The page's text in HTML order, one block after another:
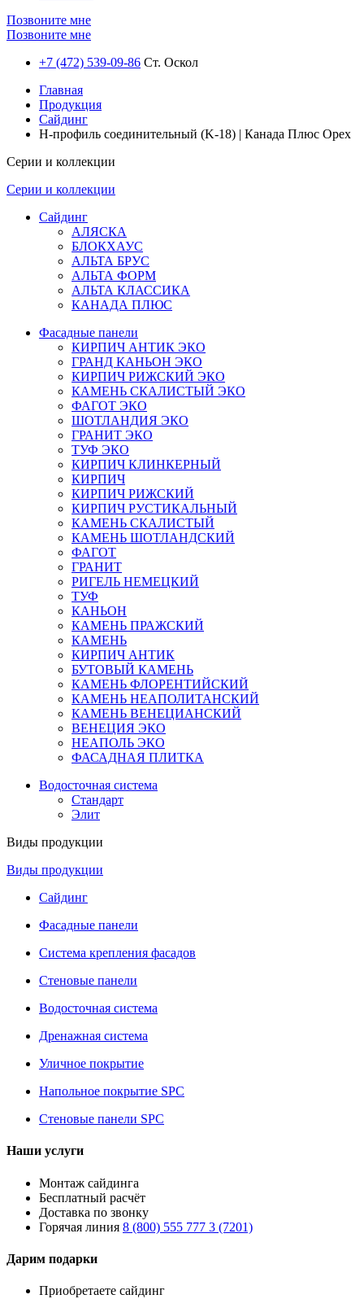
Позвоните мне
Позвоните мне
+7 (472) 539-09-86 Ст. Оскол
Главная
Продукция
Сайдинг
H-профиль соединительный (K-18) | Канада Плюс Орех
Серии и коллекции
Серии и коллекции
Сайдинг
АЛЯСКА
БЛОКХАУС
АЛЬТА БРУС
АЛЬТА ФОРМ
АЛЬТА КЛАССИКА
КАНАДА ПЛЮС
Фасадные панели
КИРПИЧ АНТИК ЭКО
ГРАНД КАНЬОН ЭКО
КИРПИЧ РИЖСКИЙ ЭКО
КАМЕНЬ СКАЛИСТЫЙ ЭКО
ФАГОТ ЭКО
ШОТЛАНДИЯ ЭКО
ГРАНИТ ЭКО
ТУФ ЭКО
КИРПИЧ КЛИНКЕРНЫЙ
КИРПИЧ
КИРПИЧ РИЖСКИЙ
КИРПИЧ РУСТИКАЛЬНЫЙ
КАМЕНЬ СКАЛИСТЫЙ
КАМЕНЬ ШОТЛАНДСКИЙ
ФАГОТ
ГРАНИТ
РИГЕЛЬ НЕМЕЦКИЙ
ТУФ
КАНЬОН
КАМЕНЬ ПРАЖСКИЙ
КАМЕНЬ
КИРПИЧ АНТИК
БУТОВЫЙ КАМЕНЬ
КАМЕНЬ ФЛОРЕНТИЙСКИЙ
КАМЕНЬ НЕАПОЛИТАНСКИЙ
КАМЕНЬ ВЕНЕЦИАНСКИЙ
ВЕНЕЦИЯ ЭКО
НЕАПОЛЬ ЭКО
ФАСАДНАЯ ПЛИТКА
Водосточная система
Стандарт
Элит
Виды продукции
Виды продукции
Сайдинг
Фасадные панели
Система крепления фасадов
Стеновые панели
Водосточная система
Дренажная система
Уличное покрытие
Напольное покрытие SPC
Стеновые панели SPC
Наши услуги
Монтаж сайдинга
Бесплатный расчёт
Доставка по звонку
Горячая линия 8 (800) 555 777 3 (7201)
Дарим подарки
Приобретаете сайдинг